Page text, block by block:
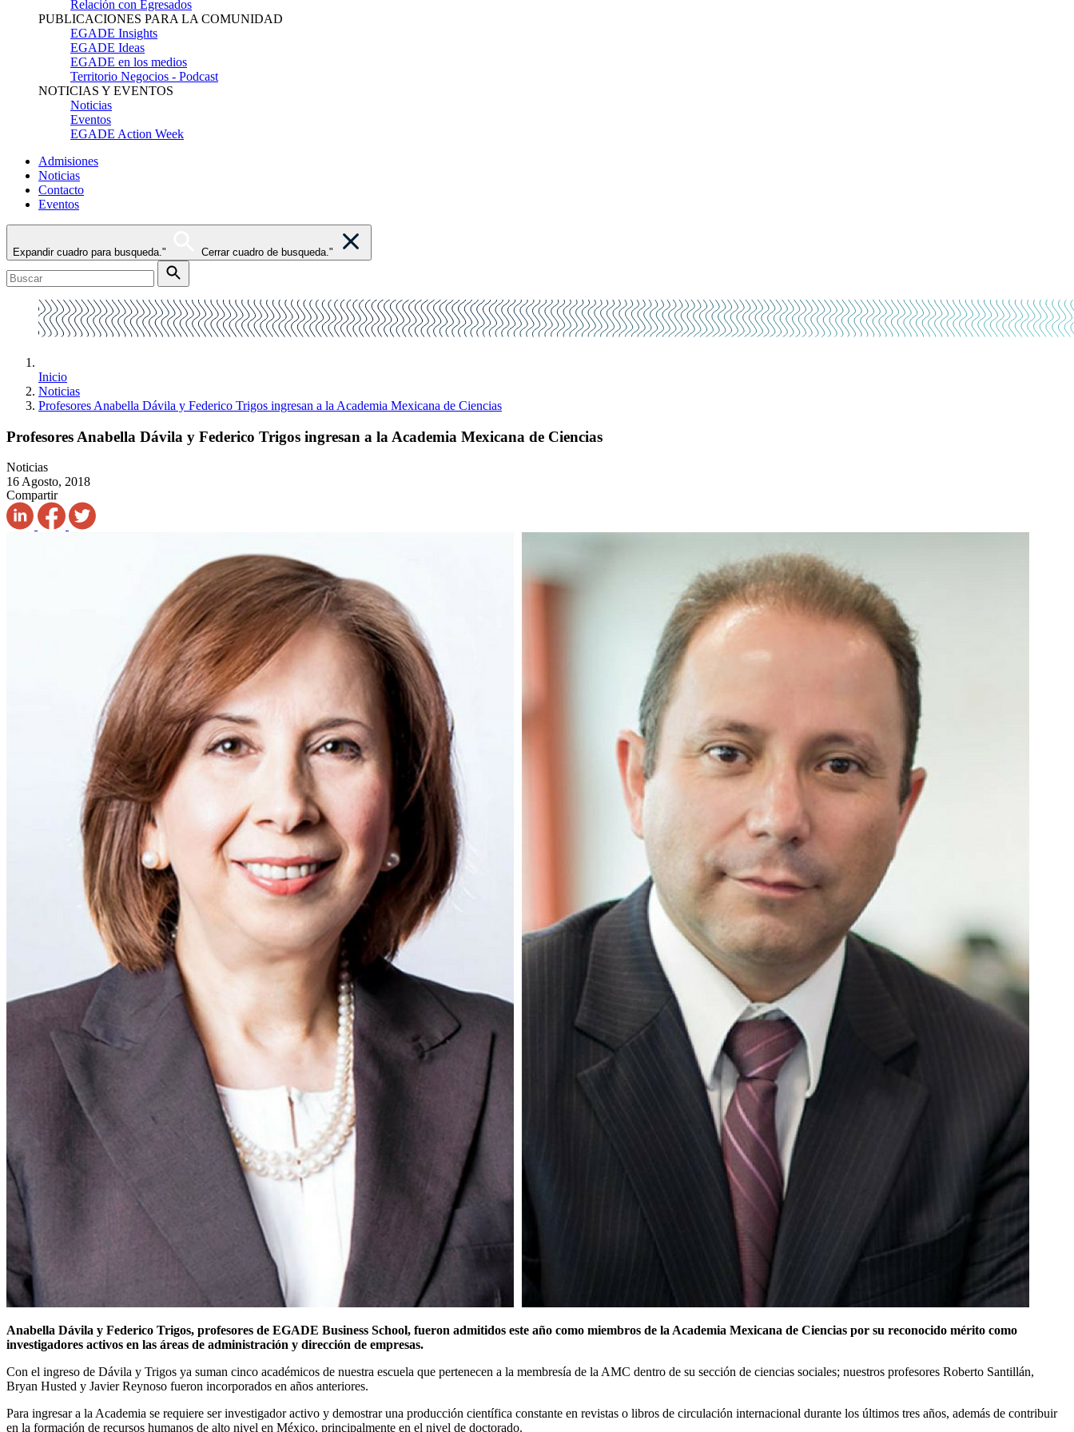
Relación con Egresados
PUBLICACIONES PARA LA COMUNIDAD
EGADE Insights
EGADE Ideas
EGADE en los medios
Territorio Negocios - Podcast
NOTICIAS Y EVENTOS
Noticias
Eventos
EGADE Action Week
Admisiones
Noticias
Contacto
Eventos
Expandir cuadro para busqueda." Cerrar cuadro de busqueda."
Inicio
Noticias
Profesores Anabella Dávila y Federico Trigos ingresan a la Academia Mexicana de Ciencias
Profesores Anabella Dávila y Federico Trigos ingresan a la Academia Mexicana de Ciencias
Noticias
16 Agosto, 2018
Compartir
Anabella Dávila y Federico Trigos, profesores de EGADE Business School, fueron admitidos este año como miembros de la Academia Mexicana de Ciencias por su reconocido mérito como
investigadores activos en las áreas de administración y dirección de empresas.
Con el ingreso de Dávila y Trigos ya suman cinco académicos de nuestra escuela que pertenecen a la membresía de la AMC dentro de su sección de ciencias sociales; nuestros profesores Roberto Santillán,
Bryan Husted y Javier Reynoso fueron incorporados en años anteriores.
Para ingresar a la Academia se requiere ser investigador activo y demostrar una producción científica constante en revistas o libros de circulación internacional durante los últimos tres años, además de contribuir
en la formación de recursos humanos de alto nivel en México, principalmente en el nivel de doctorado.